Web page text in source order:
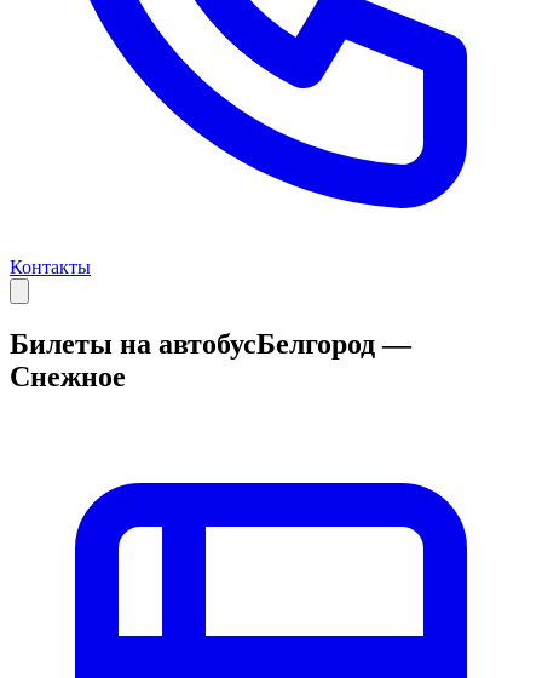
Контакты
Билеты на автобусБелгород —
Снежное